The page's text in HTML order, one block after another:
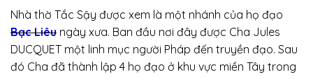
Nhà thờ Tắc Sậy được xem là một nhánh của họ đạo
Bạc Liêu ngày xưa. Ban đầu nơi đây được Cha Jules
DUCQUET một linh mục người Pháp đến truyền đạo. Sau
đó Cha đã thành lập 4 họ đạo ở khu vực miền Tây trong